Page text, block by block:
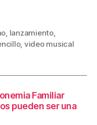
lanzamiento,
, video musical
Familiar
pueden ser una